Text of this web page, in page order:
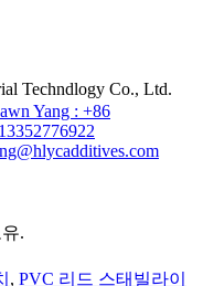
Techndlogy Co., Ltd.
Yang : +86
.
, PVC 리드 스태빌라이